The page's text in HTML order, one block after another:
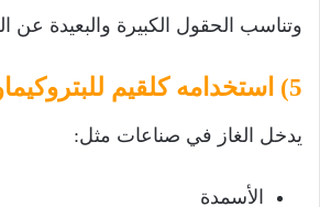
وتناسب الحقول الكبيرة والبعيدة عن
5) استخدامه كلقيم للبتروكيماويات
يدخل الغاز في صناعات مثل:
الأسمدة